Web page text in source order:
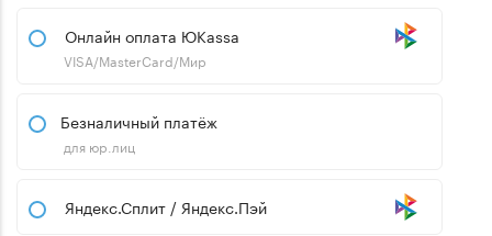
Онлайн оплата ЮKassa
VISA/MasterCard/Мир
Безналичный платёж
для юр.лиц
Яндекс.Сплит / Яндекс.Пэй